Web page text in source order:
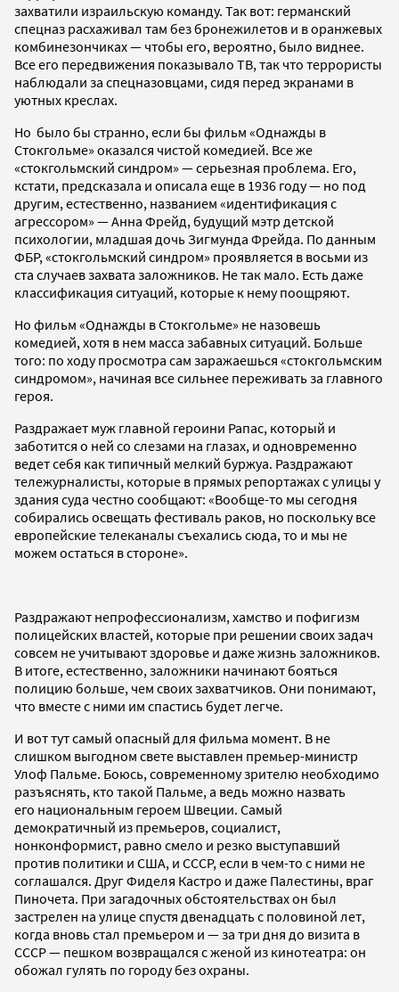
захватили израильскую команду. Так вот: германский
спецназ расхаживал там без бронежилетов и в оранжевых
комбинезончиках — чтобы его, вероятно, было виднее.
Все его передвижения показывало ТВ, так что террористы
наблюдали за спецназовцами, сидя перед экранами в
уютных креслах.
Но было бы странно, если бы фильм «Однажды в
Стокгольме» оказался чистой комедией. Все же
«стокгольмский синдром» — серьезная проблема. Его,
кстати, предсказала и описала еще в 1936 году — но под
другим, естественно, названием «идентификация с
агрессором» — Анна Фрейд, будущий мэтр детской
психологии, младшая дочь Зигмунда Фрейда. По данным
ФБР, «стокгольмский синдром» проявляется в восьми из
ста случаев захвата заложников. Не так мало. Есть даже
классификация ситуаций, которые к нему поощряют.
Но фильм «Однажды в Стокгольме» не назовешь
комедией, хотя в нем масса забавных ситуаций. Больше
того: по ходу просмотра сам заражаешься «стокгольмским
синдромом», начиная все сильнее переживать за главного
героя.
Раздражает муж главной героини Рапас, который и
заботится о ней со слезами на глазах, и одновременно
ведет себя как типичный мелкий буржуа. Раздражают
тележурналисты, которые в прямых репортажах с улицы у
здания суда честно сообщают: «Вообще-то мы сегодня
собирались освещать фестиваль раков, но поскольку все
европейские телеканалы съехались сюда, то и мы не
можем остаться в стороне».
Раздражают непрофессионализм, хамство и пофигизм
полицейских властей, которые при решении своих задач
совсем не учитывают здоровье и даже жизнь заложников.
В итоге, естественно, заложники начинают бояться
полицию больше, чем своих захватчиков. Они понимают,
что вместе с ними им спастись будет легче.
И вот тут самый опасный для фильма момент. В не
слишком выгодном свете выставлен премьер-министр
Улоф Пальме. Боюсь, современному зрителю необходимо
разъяснять, кто такой Пальме, а ведь можно назвать
его национальным героем Швеции. Самый
демократичный из премьеров, социалист,
нонконформист, равно смело и резко выступавший
против политики и США, и СССР, если в чем-то с ними не
соглашался. Друг Фиделя Кастро и даже Палестины, враг
Пиночета. При загадочных обстоятельствах он был
застрелен на улице спустя двенадцать с половиной лет,
когда вновь стал премьером и — за три дня до визита в
СССР — пешком возвращался с женой из кинотеатра: он
обожал гулять по городу без охраны.